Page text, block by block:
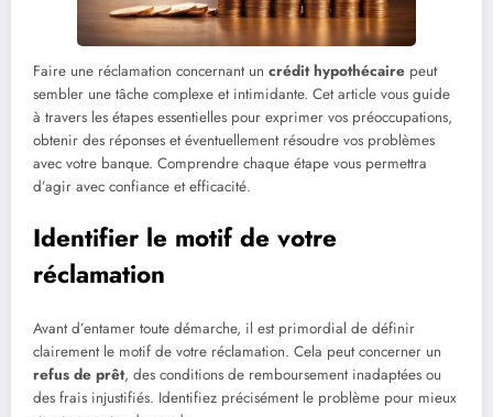
Faire une réclamation concernant un crédit hypothécaire peut
sembler une tâche complexe et intimidante. Cet article vous guide
à travers les étapes essentielles pour exprimer vos préoccupations,
obtenir des réponses et éventuellement résoudre vos problèmes
avec votre banque. Comprendre chaque étape vous permettra
d’agir avec confiance et efficacité.
Identifier le motif de votre
réclamation
Avant d’entamer toute démarche, il est primordial de définir
clairement le motif de votre réclamation. Cela peut concerner un
refus de prêt, des conditions de remboursement inadaptées ou
des frais injustifiés. Identifiez précisément le problème pour mieux